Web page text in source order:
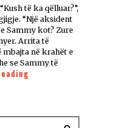
të ka qëlluar?”,
“Një aksident
Sammy kot? Zure
Arrita të
mbajta në krahët e
se Sammy të